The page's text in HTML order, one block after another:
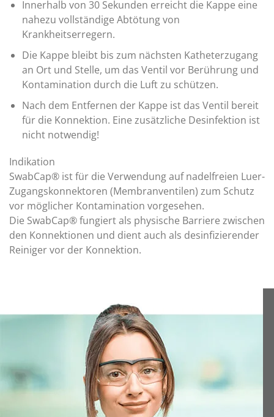
Innerhalb von 30 Sekunden erreicht die Kappe eine
nahezu vollständige Abtötung von
Krankheitserregern.
Die Kappe bleibt bis zum nächsten Katheterzugang
an Ort und Stelle, um das Ventil vor Berührung und
Kontamination durch die Luft zu schützen.
Nach dem Entfernen der Kappe ist das Ventil bereit
für die Konnektion. Eine zusätzliche Desinfektion ist
nicht notwendig!
Indikation
SwabCap® ist für die Verwendung auf nadelfreien Luer-
Zugangskonnektoren (Membranventilen) zum Schutz
vor möglicher Kontamination vorgesehen.
Die SwabCap® fungiert als physische Barriere zwischen
den Konnektionen und dient auch als desinfizierender
Reiniger vor der Konnektion.